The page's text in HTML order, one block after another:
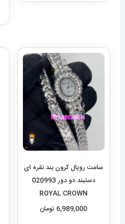
ساعت رویال کرون بند نقره ای
دستبند دو دور 020993
ROYAL CROWN
6,989,000 تومان